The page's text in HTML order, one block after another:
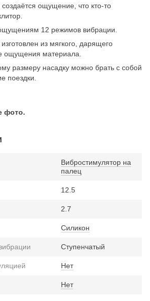
ощущение, что кто-то
12 режимов вибрации.
из мягкого, дарящего
ощущения материала.
размеру насадку можно брать с собой
поездки.
фото.
Вибростимулятор на
палец
12.5
2.7
Силикон
Ступенчатый
Нет
Нет